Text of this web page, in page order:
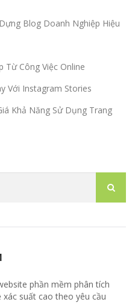
Blog Doanh Nghiệp Hiệu
Từ Công Việc Online
Với Instagram Stories
Khả Năng Sử Dụng Trang
phần mềm phân tích
xác suất cao theo yêu cầu